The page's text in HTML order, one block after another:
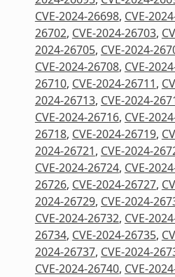
CVE-2024-26698, CVE-
26702, CVE-2024-26703,
2024-26705, CVE-2024-
CVE-2024-26708, CVE-
26710, CVE-2024-26711,
2024-26713, CVE-2024-
CVE-2024-26716, CVE-
26718, CVE-2024-26719,
2024-26721, CVE-2024-
CVE-2024-26724, CVE-
26726, CVE-2024-26727,
2024-26729, CVE-2024-
CVE-2024-26732, CVE-
26734, CVE-2024-26735,
2024-26737, CVE-2024-
CVE-2024-26740, CVE-